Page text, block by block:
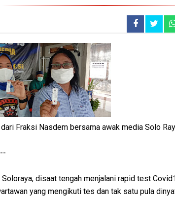
Fraksi Nasdem bersama awak media Solo
disaat tengah menjalani rapid test
yang mengikuti tes dan tak satu pula